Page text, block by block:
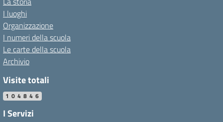
I luoghi
Organizzazione
I numeri della scuola
Le carte della scuola
Archivio
Visite totali
104846
I Servizi